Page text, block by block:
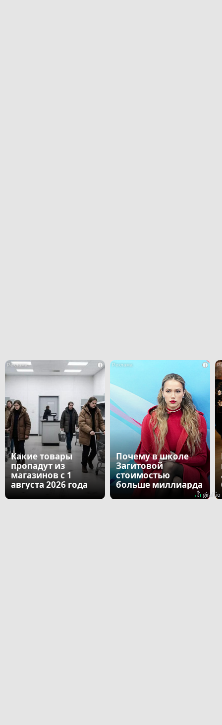
i
Какие товары
пропадут из
магазинов с 1
августа 2026 года
i
Почему в школе
Загитовой
стоимостью
больше миллиарда
некому